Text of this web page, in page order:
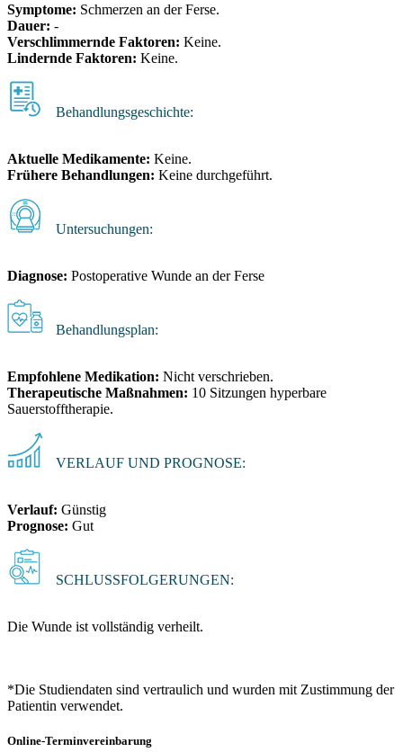
Symptome: Schmerzen an der Ferse.
Dauer: -
Verschlimmernde Faktoren: Keine.
Lindernde Faktoren: Keine.
Behandlungsgeschichte:
Aktuelle Medikamente: Keine.
Frühere Behandlungen: Keine durchgeführt.
Untersuchungen:
Diagnose: Postoperative Wunde an der Ferse
Behandlungsplan:
Empfohlene Medikation: Nicht verschrieben.
Therapeutische Maßnahmen: 10 Sitzungen hyperbare
Sauerstofftherapie.
VERLAUF UND PROGNOSE:
Verlauf: Günstig
Prognose: Gut
SCHLUSSFOLGERUNGEN:
Die Wunde ist vollständig verheilt.
*Die Studiendaten sind vertraulich und wurden mit Zustimmung der
Patientin verwendet.
Online-Terminvereinbarung